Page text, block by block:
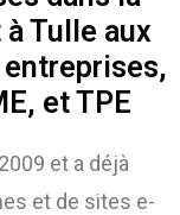
Tulle aux
et TPE
et a déjà
et de sites e-